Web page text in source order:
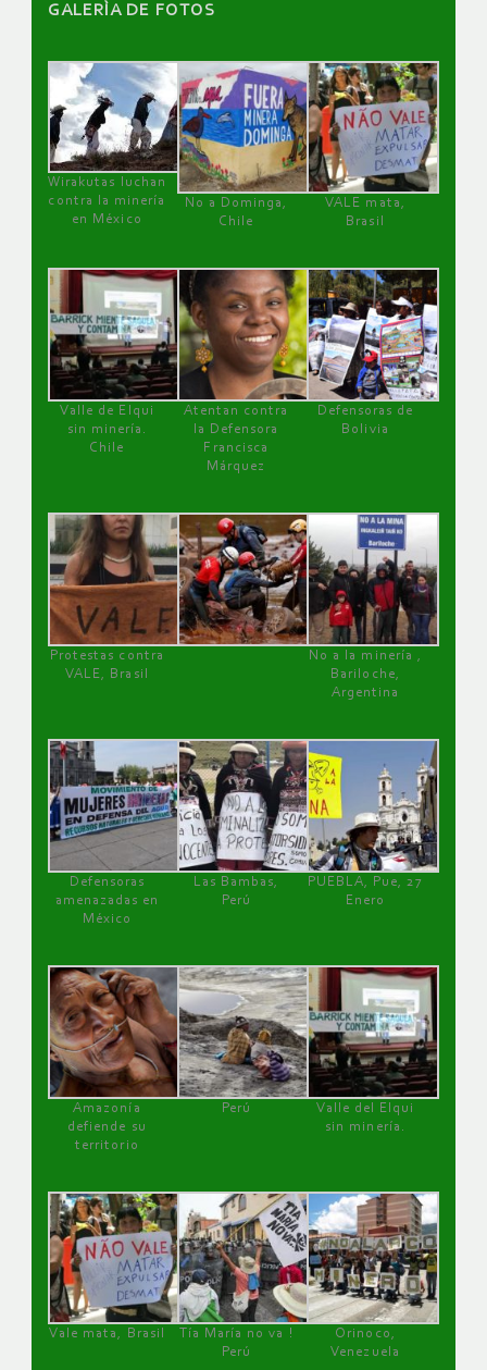
GALERÌA DE FOTOS
Wirakutas luchan
contra la minería
en México
No a Dominga,
Chile
VALE mata,
Brasil
Valle de Elqui
sin minería.
Chile
Atentan contra
la Defensora
Francisca
Márquez
Defensoras de
Bolivia
Protestas contra
VALE, Brasil
No a la minería ,
Bariloche,
Argentina
Defensoras
amenazadas en
México
Las Bambas,
Perú
PUEBLA, Pue, 27
Enero
Amazonía
defiende su
territorio
Perú
Valle del Elqui
sin minería.
Vale mata, Brasil
Tía María no va !
Perú
Orinoco,
Venezuela